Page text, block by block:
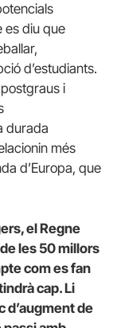
es diu que
d’estudiants.
i
durada
més
d’Europa, que
el Regne
les 50 millors
com es fan
cap. Li
d’augment de